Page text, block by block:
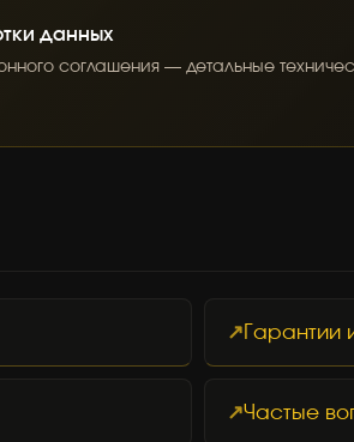
данных
соглашения — детальные
Гарантии
Частые